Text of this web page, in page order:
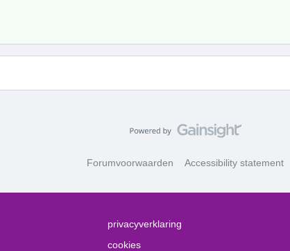
Forumvoorwaarden Accessibility statement
privacyverklaring
cookies